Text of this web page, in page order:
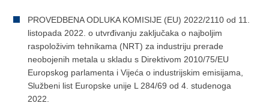
PROVEDBENA ODLUKA KOMISIJE (EU) 2022/2110 оd 11.
listopada 2022. o utvrđivanju zaključaka o najboljim
raspoloživim tehnikama (NRT) za industriju prerade
neobojenih metala u skladu s Direktivom 2010/75/EU
Europskog parlamenta i Vijeća o industrijskim emisijama,
Službeni list Europske unije L 284/69 od 4. studenoga
2022.